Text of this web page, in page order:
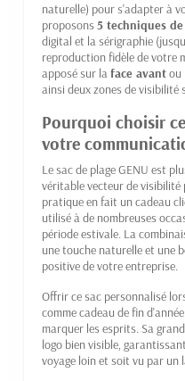
naturelle) pour s'adapter à
proposons5 techniques
digital et la sérigraphie
reproduction fidèle de votre
apposé sur laface avantou
ainsi deux zones de visibilité
Pourquoi choisir
votre
Le sac de plage GENU est
véritable vecteur de
pratique en fait un cadeau
utilisé à de nombreuses
période estivale. La
une touche naturelle et une
positive de votre entreprise.
Offrir ce sac personnalisé
comme cadeau de fin
marquer les esprits. Sa
logo bien visible,
voyage loin et soit vu par un